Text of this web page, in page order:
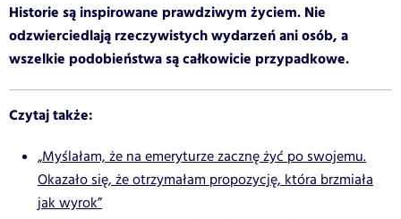
Historie są inspirowane prawdziwym życiem. Nie
odzwierciedlają rzeczywistych wydarzeń ani osób, a
wszelkie podobieństwa są całkowicie przypadkowe.
Czytaj także:
„Myślałam, że na emeryturze zacznę żyć po swojemu.
Okazało się, że otrzymałam propozycję, która brzmiała
jak wyrok”